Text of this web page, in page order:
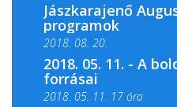
Jászkarajenő
programok
2018. 08. 20.
2018. 05. 11. - A
forrásai
2018. 05. 11. 17 óra